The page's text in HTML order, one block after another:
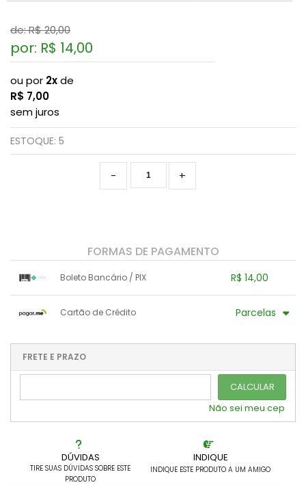
Lenophyllum
Mesembs (pedras Vivas, Lithops, Pleiospilos...)
Orostachys
Outras Espécies
Pachyphytuns E Pachyverias
DÚVIDAS
TIRE SUAS DÚVIDAS SOBRE ESTE
PRODUTO
INDIQUE
INDIQUE ESTE PRODUTO A UM AMIGO
de: R$20,00
por: R$ 14,00
ou por 2xde
R$ 7,00
sem juros
ESTOQUE: 5
+
-
FORMAS DE PAGAMENTO
Boleto Bancário / PIX R$ 14,00
.
Cartão de Crédito Parcelas
....
FRETE E PRAZO
CALCULAR
Não sei meu cep